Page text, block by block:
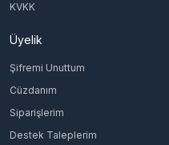
KVKK
Üyelik
Şifremi Unuttum
Cüzdanım
Siparişlerim
Destek Taleplerim